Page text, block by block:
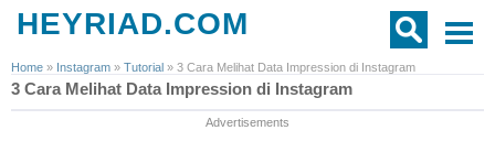
HEYRIAD.COM
Home » Instagram » Tutorial » 3 Cara Melihat Data Impression di Instagram
3 Cara Melihat Data Impression di Instagram
Advertisements